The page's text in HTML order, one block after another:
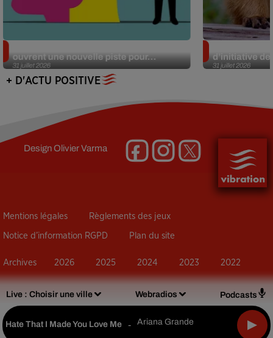
Live : Choisir une ville Webradios Podcasts
Hate That I Made You Love Me - Ariana Grande
31 juillet 2026
ouvrent une nouvelle piste pour...
31 juillet 2026
d’initiative
+ D'ACTU POSITIVE
DesignOlivier Varma
Mentions légales Règlements des jeux
Notice d’information RGPD Plan du site
Archives 2026 2025 2024 2023 2022